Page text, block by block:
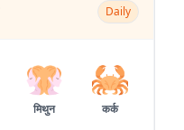
Daily
मिथुन कर्क